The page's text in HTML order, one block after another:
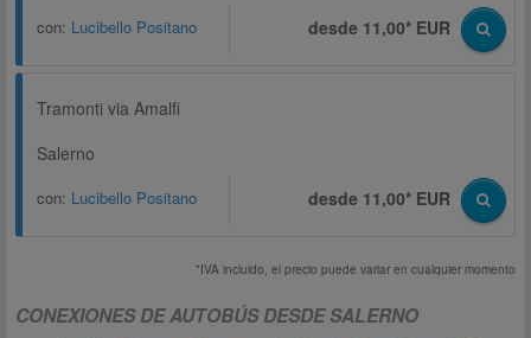
con: Lucibello Positano desde 11,00* EUR
Tramonti via Amalfi
Salerno
con: Lucibello Positano desde 11,00* EUR
*IVA incluido, el precio puede variar en cualquier momento
CONEXIONES DE AUTOBÚS DESDE SALERNO